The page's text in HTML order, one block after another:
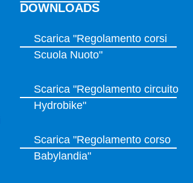
DOWNLOADS
Scarica "Regolamento corsi
Scuola Nuoto"
Scarica "Regolamento circuito
Hydrobike"
Scarica "Regolamento corso
Babylandia"